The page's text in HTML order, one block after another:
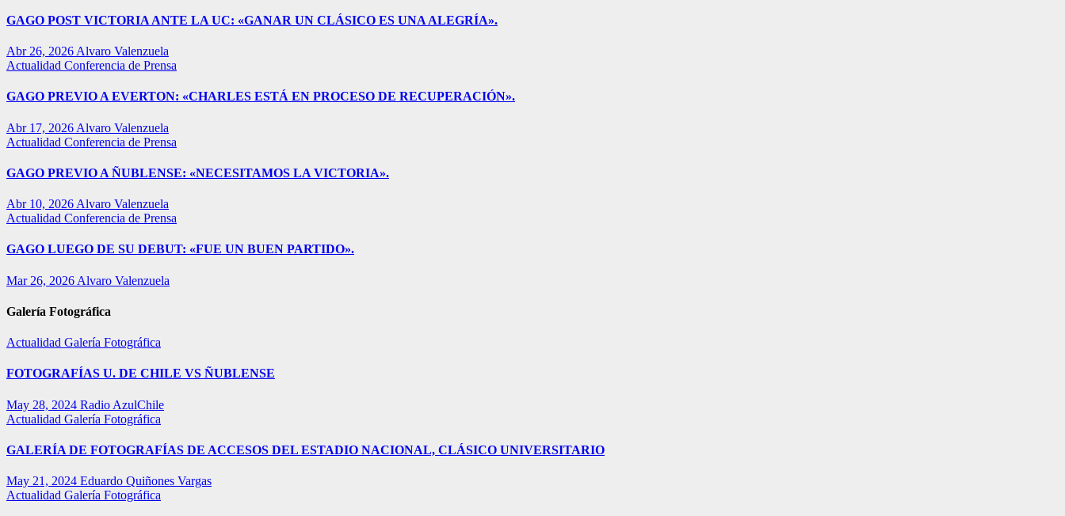
GAGO POST VICTORIA ANTE LA UC: «GANAR UN CLÁSICO ES UNA ALEGRÍA».
Abr 26, 2026 Alvaro Valenzuela
Actualidad Conferencia de Prensa
GAGO PREVIO A EVERTON: «CHARLES ESTÁ EN PROCESO DE RECUPERACIÓN».
Abr 17, 2026 Alvaro Valenzuela
Actualidad Conferencia de Prensa
GAGO PREVIO A ÑUBLENSE: «NECESITAMOS LA VICTORIA».
Abr 10, 2026 Alvaro Valenzuela
Actualidad Conferencia de Prensa
GAGO LUEGO DE SU DEBUT: «FUE UN BUEN PARTIDO».
Mar 26, 2026 Alvaro Valenzuela
Galería Fotográfica
Actualidad Galería Fotográfica
FOTOGRAFÍAS U. DE CHILE VS ÑUBLENSE
May 28, 2024 Radio AzulChile
Actualidad Galería Fotográfica
GALERÍA DE FOTOGRAFÍAS DE ACCESOS DEL ESTADIO NACIONAL, CLÁSICO UNIVERSITARIO
May 21, 2024 Eduardo Quiñones Vargas
Actualidad Galería Fotográfica